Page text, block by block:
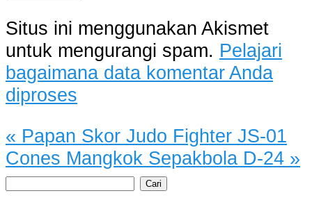
Situs ini menggunakan Akismet
untuk mengurangi spam. Pelajari
bagaimana data komentar Anda
diproses
« Papan Skor Judo Fighter JS-01
Cones Mangkok Sepakbola D-24 »
Cari